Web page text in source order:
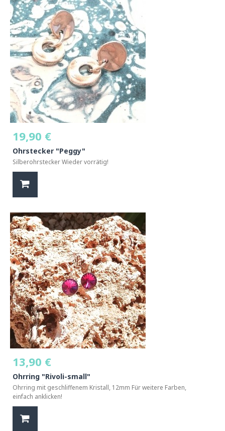
19,90 €
Ohrstecker "Peggy"
Silberohrstecker Wieder vorrätig!
13,90 €
Ohrring "Rivoli-small"
Ohrring mit geschliffenem Kristall, 12mm Für weitere Farben,
einfach anklicken!